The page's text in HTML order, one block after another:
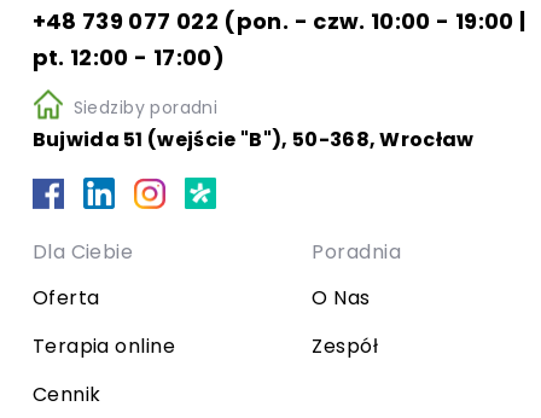
+48 739 077 022 (pon. - czw. 10:00 - 19:00 |
pt. 12:00 - 17:00)
Siedziby poradni
Bujwida 51 (wejście "B"), 50-368, Wrocław
Dla Ciebie
Oferta
Terapia online
Cennik
Poradnia
O Nas
Zespół